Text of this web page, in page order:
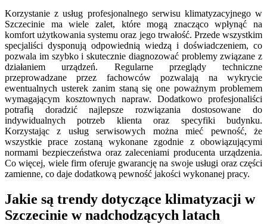
Korzystanie z usług profesjonalnego serwisu klimatyzacyjnego w
Szczecinie ma wiele zalet, które mogą znacząco wpłynąć na
komfort użytkowania systemu oraz jego trwałość. Przede wszystkim
specjaliści dysponują odpowiednią wiedzą i doświadczeniem, co
pozwala im szybko i skutecznie diagnozować problemy związane z
działaniem urządzeń. Regularne przeglądy techniczne
przeprowadzane przez fachowców pozwalają na wykrycie
ewentualnych usterek zanim staną się one poważnym problemem
wymagającym kosztownych napraw. Dodatkowo profesjonaliści
potrafią doradzić najlepsze rozwiązania dostosowane do
indywidualnych potrzeb klienta oraz specyfiki budynku.
Korzystając z usług serwisowych można mieć pewność, że
wszystkie prace zostaną wykonane zgodnie z obowiązującymi
normami bezpieczeństwa oraz zaleceniami producenta urządzenia.
Co więcej, wiele firm oferuje gwarancję na swoje usługi oraz części
zamienne, co daje dodatkową pewność jakości wykonanej pracy.
Jakie są trendy dotyczące klimatyzacji w
Szczecinie w nadchodzących latach